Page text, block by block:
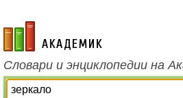
academic.ru
Словари и энциклопедии на